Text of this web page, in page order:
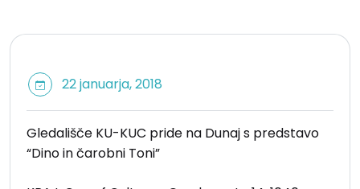
22 januarja, 2018
Gledališče KU-KUC pride na Dunaj s predstavo
“Dino in čarobni Toni”